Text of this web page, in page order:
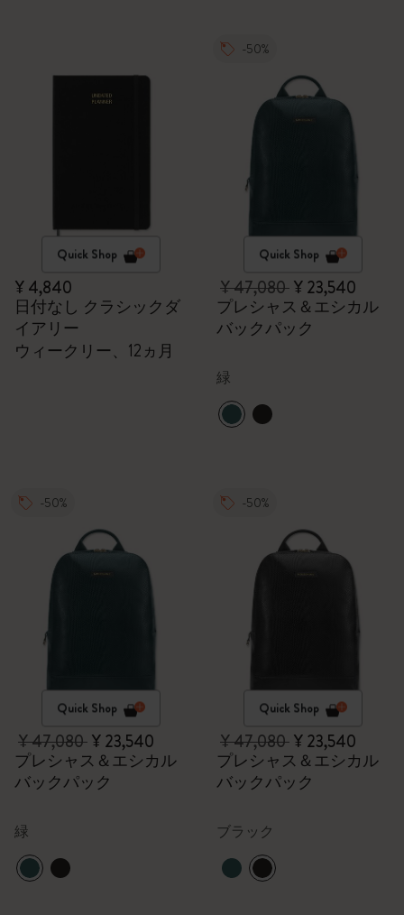
Quick Shop
¥ 4,840
日付なし クラシックダ
イアリー
ウィークリー、12ヵ月
-50%
Quick Shop
¥ 47,080¥ 23,540
プレシャス＆エシカル
バックパック
緑
-50%
Quick Shop
¥ 47,080¥ 23,540
プレシャス＆エシカル
バックパック
緑
-50%
Quick Shop
¥ 47,080¥ 23,540
プレシャス＆エシカル
バックパック
ブラック